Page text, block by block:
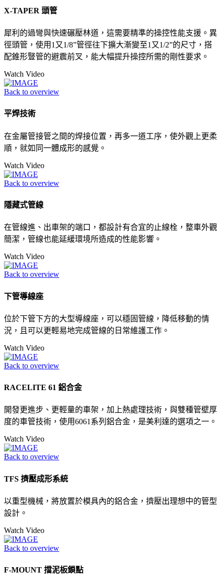
X-TAPER 頭管
犀利的過彎與快速碾壓林道，這需要精準的操控性能支援。異
徑頭管，使用1又1/8”管徑往下擴大漸變至1又1/2”的尺寸，搭
配錐形豎管的避震前叉，能大幅提升操控所需的剛性要求。
Watch Video
Back to overview
平焊技術
在金屬管接管之間的焊接位置，再多一道工序，使外觀上更柔
順，就如同一體成形的感覺。
Watch Video
Back to overview
隱藏式管線
在管線進、出車架的端口，都設計有合宜的止線栓，整車外觀
簡潔，管線也能延緩環境所造成的性能影響。
Watch Video
Back to overview
下管導線座
位於下管下方的大型導線座，可以穩固管線，降低移動的情
況，且可以更輕易地完成管線的日常維護工作。
Watch Video
Back to overview
RACELITE 61 鋁合金
開發更進步、更輕量的車架，加上熱處理技術，與雙種管壁厚
度的車管技術，使用6061系列鋁合金，是美利達的選項之一。
Watch Video
Back to overview
TFS 擠壓成形系統
以重型機械，將放置於模具內的鋁合金，擠壓出理想中的管型
設計。
Watch Video
Back to overview
F-MOUNT 擋泥板鎖點